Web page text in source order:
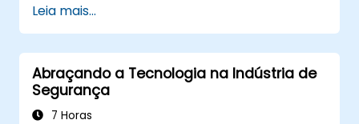
eventos para uma análise mais precisa.
Desenvolver e implementar listas e
regras do ArcSight para correlação e
alerta eficazes de eventos.
Aplicar técnicas avançadas de
correlação para identificar padrões
Leia mais...
Abraçando a Tecnologia na Indústria de
Segurança
7 Horas